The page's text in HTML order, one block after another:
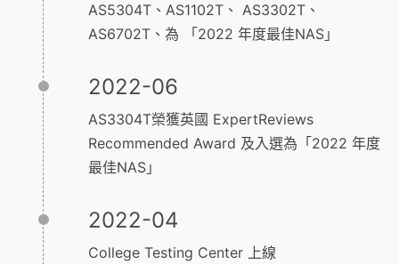
AS5304T、AS1102T、 AS3302T、
AS6702T、為 「2022 年度最佳NAS」
2022-06
AS3304T榮獲英國 ExpertReviews
Recommended Award 及入選為「2022 年度
最佳NAS」
2022-04
College Testing Center 上線